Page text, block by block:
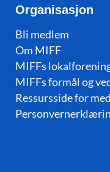
Organisasjon
Bli medlem
Om MIFF
MIFFs
MIFFs formål og
Ressursside for